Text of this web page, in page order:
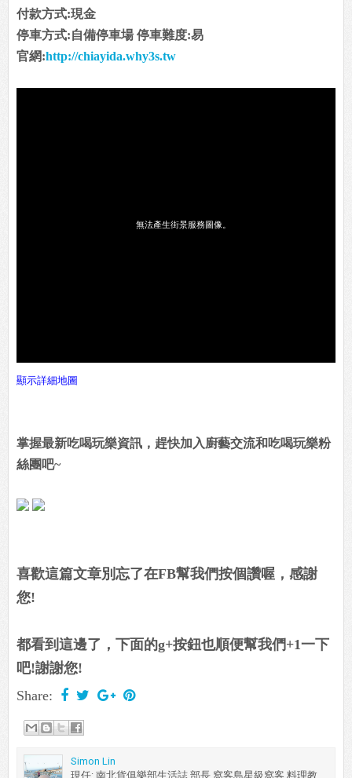
付款方式:現金
停車方式:自備停車場 停車難度:易
官網:http://chiayida.why3s.tw
顯示詳細地圖
掌握最新吃喝玩樂資訊，趕快加入廚藝交流和吃喝玩樂粉
絲團吧~
喜歡這篇文章別忘了在FB幫我們按個讚喔，感謝
您!
都看到這邊了，下面的g+按鈕也順便幫我們+1一下
吧!謝謝您!
Share:
Simon Lin
現任: 南北貨俱樂部生活誌 部長 窩客島星級窩客 料理教